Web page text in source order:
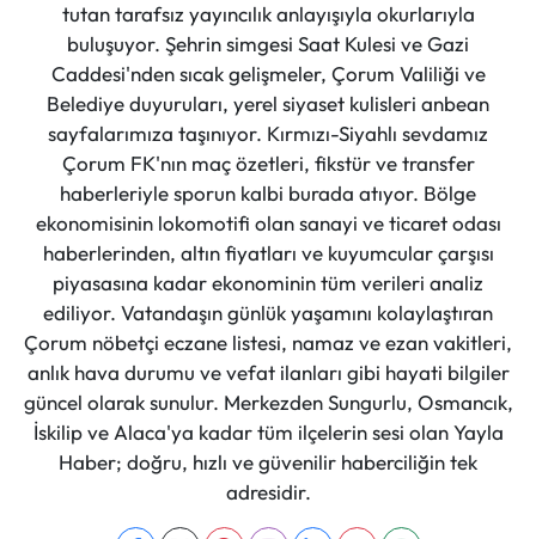
tutan tarafsız yayıncılık anlayışıyla okurlarıyla
buluşuyor. Şehrin simgesi Saat Kulesi ve Gazi
Caddesi'nden sıcak gelişmeler, Çorum Valiliği ve
Belediye duyuruları, yerel siyaset kulisleri anbean
sayfalarımıza taşınıyor. Kırmızı-Siyahlı sevdamız
Çorum FK'nın maç özetleri, fikstür ve transfer
haberleriyle sporun kalbi burada atıyor. Bölge
ekonomisinin lokomotifi olan sanayi ve ticaret odası
haberlerinden, altın fiyatları ve kuyumcular çarşısı
piyasasına kadar ekonominin tüm verileri analiz
ediliyor. Vatandaşın günlük yaşamını kolaylaştıran
Çorum nöbetçi eczane listesi, namaz ve ezan vakitleri,
anlık hava durumu ve vefat ilanları gibi hayati bilgiler
güncel olarak sunulur. Merkezden Sungurlu, Osmancık,
İskilip ve Alaca'ya kadar tüm ilçelerin sesi olan Yayla
Haber; doğru, hızlı ve güvenilir haberciliğin tek
adresidir.